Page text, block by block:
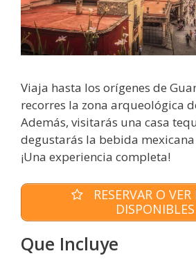
Viaja hasta los orígenes de
recorres la zona arqueológica
Además, visitarás una casa
degustarás la bebida
¡Una experiencia completa!
RESERVAR O VER
DISPONIBLES
Que Incluye